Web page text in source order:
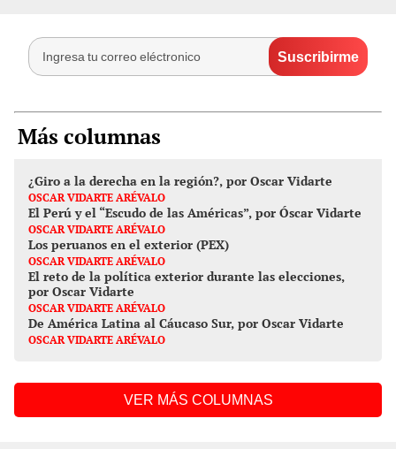
Más columnas
¿Giro a la derecha en la región?, por Oscar Vidarte
OSCAR VIDARTE ARÉVALO
El Perú y el “Escudo de las Américas”, por Óscar Vidarte
OSCAR VIDARTE ARÉVALO
Los peruanos en el exterior (PEX)
OSCAR VIDARTE ARÉVALO
El reto de la política exterior durante las elecciones,
por Oscar Vidarte
OSCAR VIDARTE ARÉVALO
De América Latina al Cáucaso Sur, por Oscar Vidarte
OSCAR VIDARTE ARÉVALO
VER MÁS COLUMNAS